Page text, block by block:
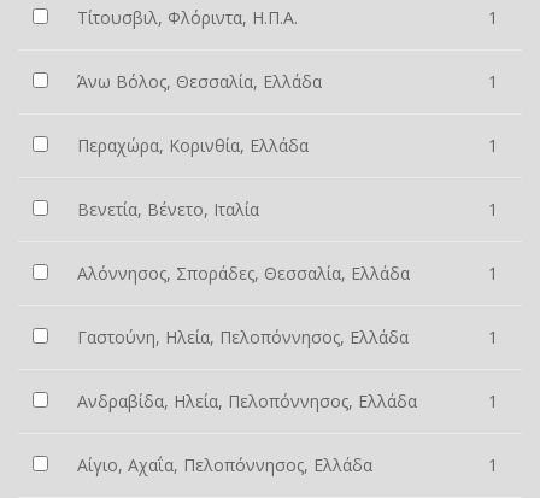
Τίτουσβιλ, Φλόριντα, Η.Π.Α. 1
Άνω Βόλος, Θεσσαλία, Ελλάδα 1
Περαχώρα, Κορινθία, Ελλάδα 1
Βενετία, Βένετο, Ιταλία 1
Αλόννησος, Σποράδες, Θεσσαλία, Ελλάδα 1
Γαστούνη, Ηλεία, Πελοπόννησος, Ελλάδα 1
Ανδραβίδα, Ηλεία, Πελοπόννησος, Ελλάδα 1
Αίγιο, Αχαΐα, Πελοπόννησος, Ελλάδα 1